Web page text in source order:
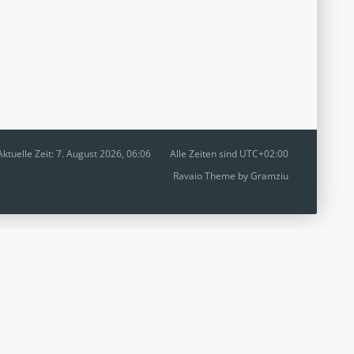
Alle Zeiten sind UTC+02:00
Zeit: 7. August 2026, 06:06
Ravaio Theme byGramziu